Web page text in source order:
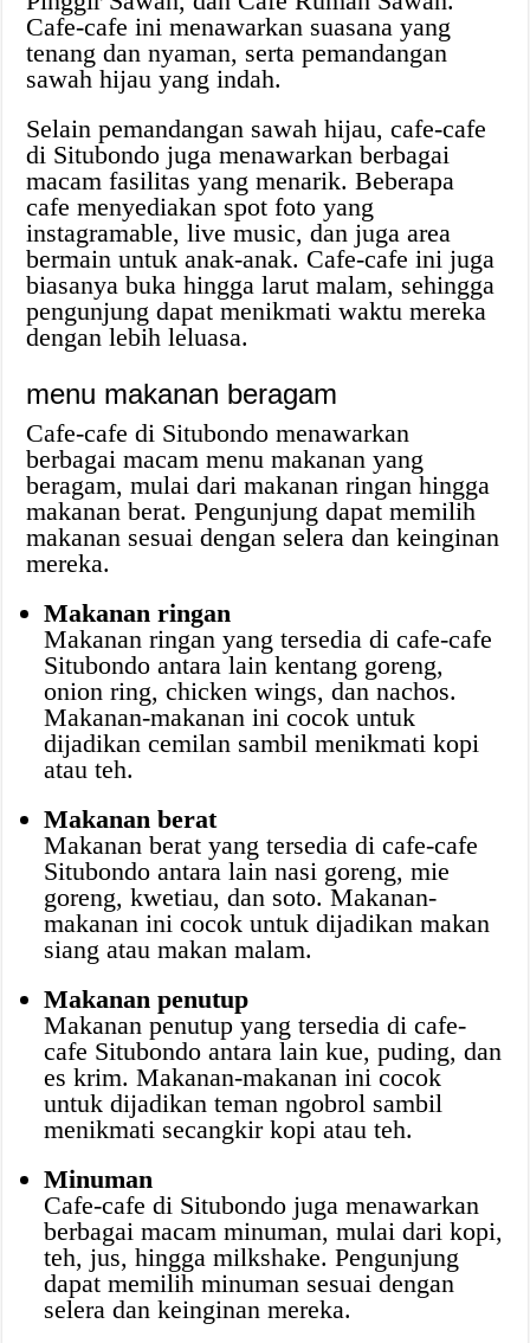
Cafe-cafe ini menawarkan suasana yang
tenang dan nyaman, serta pemandangan
sawah hijau yang indah.
Selain pemandangan sawah hijau, cafe-cafe
di Situbondo juga menawarkan berbagai
macam fasilitas yang menarik. Beberapa
cafe menyediakan spot foto yang
instagramable, live music, dan juga area
bermain untuk anak-anak. Cafe-cafe ini juga
biasanya buka hingga larut malam, sehingga
pengunjung dapat menikmati waktu mereka
dengan lebih leluasa.
menu makanan beragam
Cafe-cafe di Situbondo menawarkan
berbagai macam menu makanan yang
beragam, mulai dari makanan ringan hingga
makanan berat. Pengunjung dapat memilih
makanan sesuai dengan selera dan keinginan
mereka.
Makanan ringan
Makanan ringan yang tersedia di cafe-cafe
Situbondo antara lain kentang goreng,
onion ring, chicken wings, dan nachos.
Makanan-makanan ini cocok untuk
dijadikan cemilan sambil menikmati kopi
atau teh.
Makanan berat
Makanan berat yang tersedia di cafe-cafe
Situbondo antara lain nasi goreng, mie
goreng, kwetiau, dan soto. Makanan-
makanan ini cocok untuk dijadikan makan
siang atau makan malam.
Makanan penutup
Makanan penutup yang tersedia di cafe-
cafe Situbondo antara lain kue, puding, dan
es krim. Makanan-makanan ini cocok
untuk dijadikan teman ngobrol sambil
menikmati secangkir kopi atau teh.
Minuman
Cafe-cafe di Situbondo juga menawarkan
berbagai macam minuman, mulai dari kopi,
teh, jus, hingga milkshake. Pengunjung
dapat memilih minuman sesuai dengan
selera dan keinginan mereka.